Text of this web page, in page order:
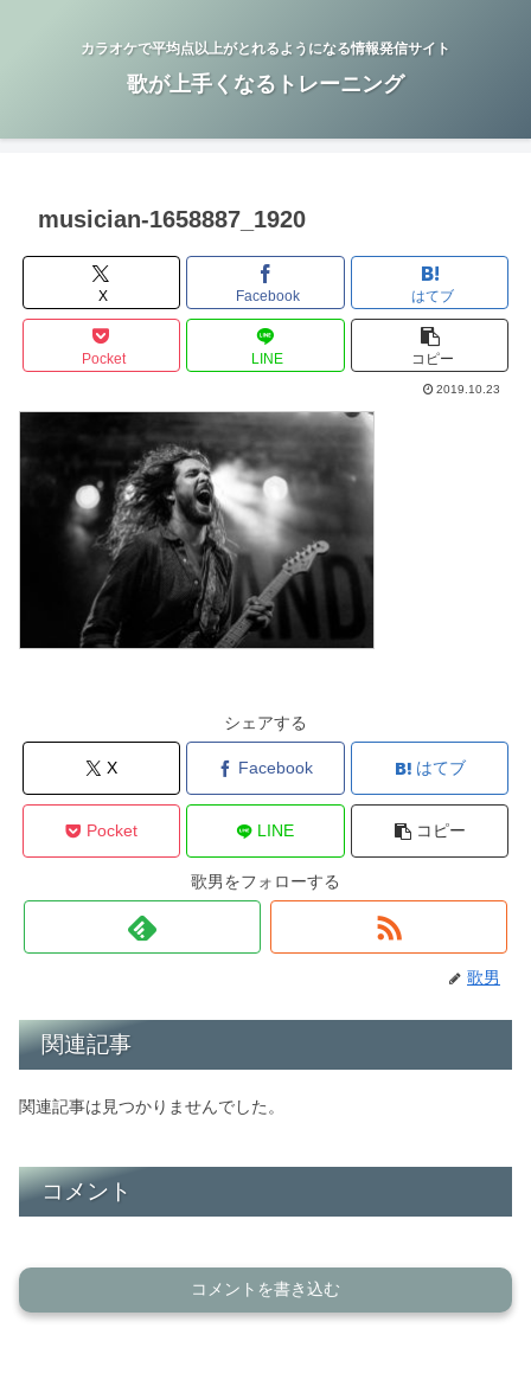
カラオケで平均点以上がとれるようになる情報発信サイト
歌が上手くなるトレーニング
musician-1658887_1920
X Facebook はてブ
Pocket LINE コピー
2019.10.23
シェアする
X Facebook はてブ
Pocket LINE コピー
歌男をフォローする
歌男
関連記事
関連記事は見つかりませんでした。
コメント
コメントを書き込む